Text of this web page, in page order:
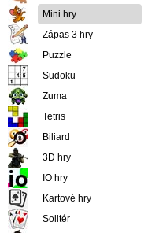
Mini hry
Zápas 3 hry
Puzzle
Sudoku
Zuma
Tetris
Biliard
3D hry
IO hry
Kartové hry
Solitér